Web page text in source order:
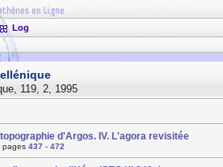
Log
, 119, 2, 1995
d'Argos. IV. L'agora revisitée
pages 437 - 472